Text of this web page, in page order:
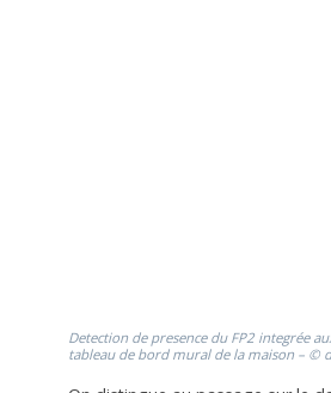
Detection de presence du FP2 integrée
tableau de bord mural de la maison – ©